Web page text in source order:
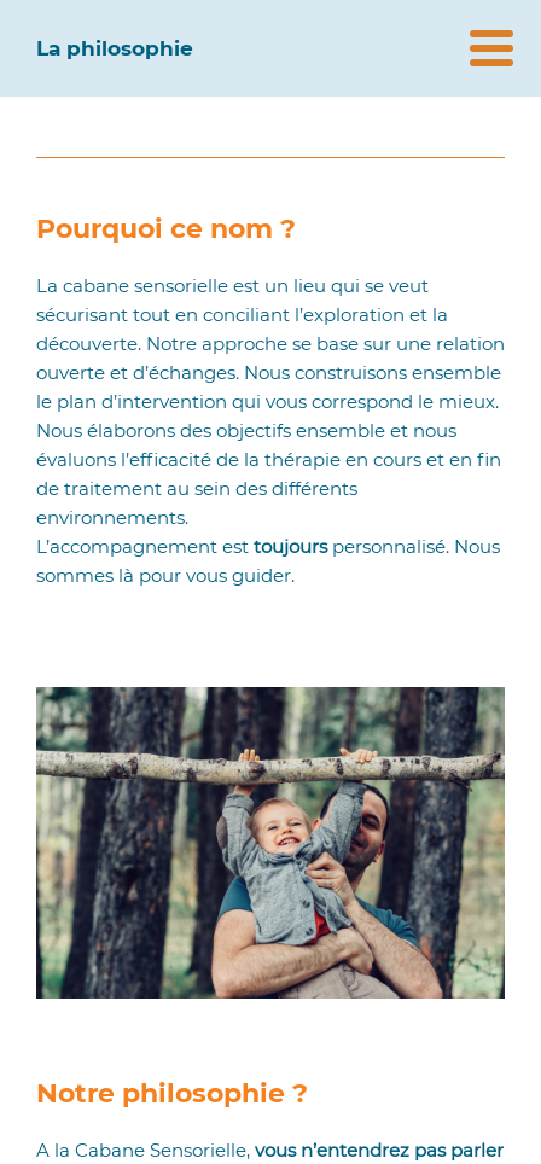
La philosophie
Pourquoi ce nom ?
La cabane sensorielle est un lieu qui se veut
sécurisant tout en conciliant l’exploration et la
découverte. Notre approche se base sur une relation
ouverte et d’échanges. Nous construisons ensemble
le plan d’intervention qui vous correspond le mieux.
Nous élaborons des objectifs ensemble et nous
évaluons l’efficacité de la thérapie en cours et en fin
de traitement au sein des différents
environnements.
L’accompagnement est toujourspersonnalisé. Nous
sommes là pour vous guider.
Notre philosophie ?
A la Cabane Sensorielle, vous n’entendrez pas parler